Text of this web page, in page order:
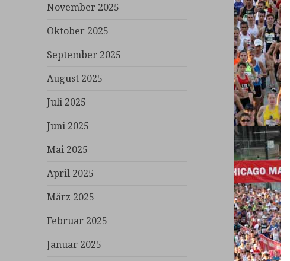
November 2025
Oktober 2025
September 2025
August 2025
Juli 2025
Juni 2025
Mai 2025
April 2025
März 2025
Februar 2025
Januar 2025